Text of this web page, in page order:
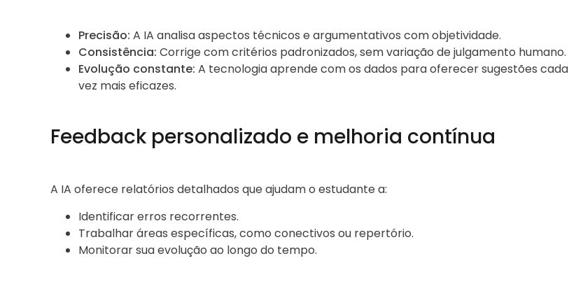
Precisão: A IA analisa aspectos técnicos e argumentativos com objetividade.
Consistência: Corrige com critérios padronizados, sem variação de julgamento humano.
Evolução constante: A tecnologia aprende com os dados para oferecer sugestões cada
vez mais eficazes.
Feedback personalizado e melhoria contínua
A IA oferece relatórios detalhados que ajudam o estudante a:
Identificar erros recorrentes.
Trabalhar áreas específicas, como conectivos ou repertório.
Monitorar sua evolução ao longo do tempo.